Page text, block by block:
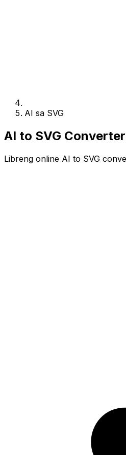
AI sa SVG
AI to SVG
Libreng online AI to SVG